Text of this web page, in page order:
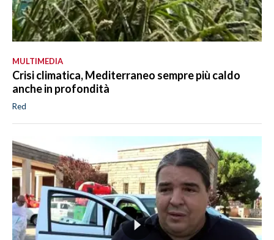
MULTIMEDIA
Crisi climatica, Mediterraneo sempre più caldo
anche in profondità
Red